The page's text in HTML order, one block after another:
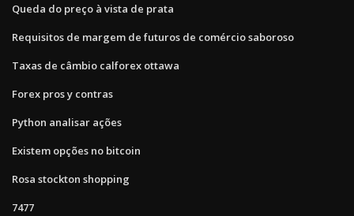
Queda do preço à vista de prata
Requisitos de margem de futuros de comércio saboroso
Taxas de câmbio calforex ottawa
Forex pros y contras
Python analisar ações
Existem opções no bitcoin
Rosa stockton shopping
7477